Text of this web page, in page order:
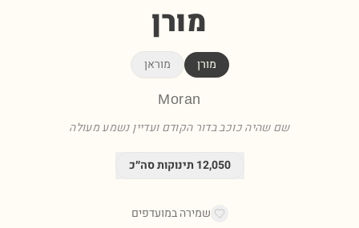
מורן
מורן מוראן
Moran
שם שהיה כוכב בדור הקודם ועדיין נשמע מעולה
12,050 תינוקות סה״כ
שמירה במועדפים